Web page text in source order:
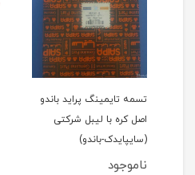
تسمه تایمینگ پراید باندو
اصل کره با لیبل شرکتی
(سایپایدک-باندو)
ناموجود